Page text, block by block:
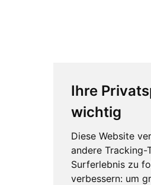
Ihre
wichtig
Diese Website
andere Tracking-
Surferlebnis zu
verbessern: um